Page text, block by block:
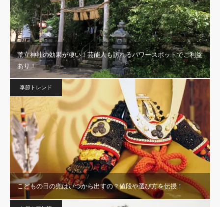
荒立神社の効果が凄い！芸能人も訪れるパワースポットでご利益
あり！
季節トレンド
こどもの日の兜はいつから出すの？値段や選び方を伝授！